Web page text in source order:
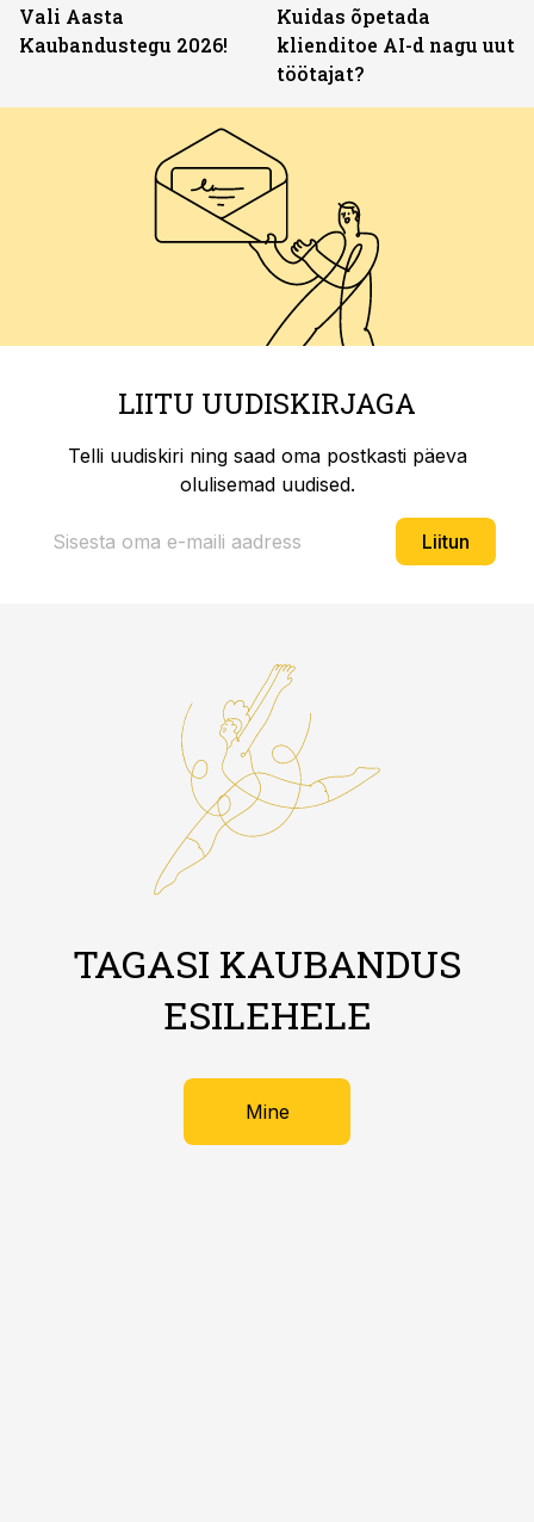
Vali Aasta
Kaubandustegu 2026!
Kuidas õpetada
klienditoe AI-d nagu uut
töötajat?
LIITU UUDISKIRJAGA
Telli uudiskiri ning saad oma postkasti päeva
olulisemad uudised.
Liitun
TAGASI KAUBANDUS
ESILEHELE
Mine